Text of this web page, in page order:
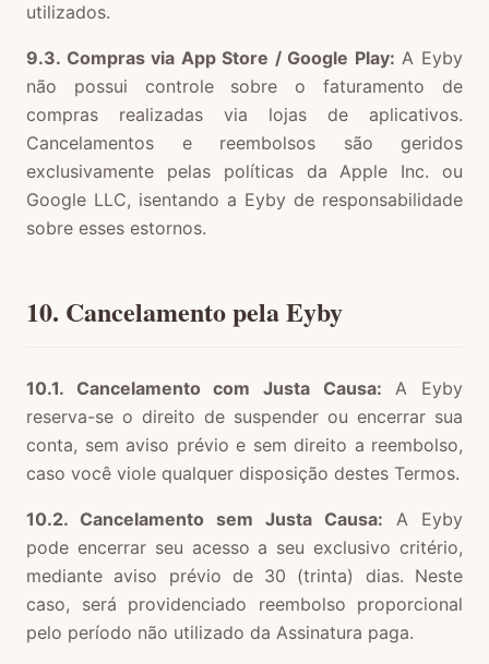
utilizados.
9.3. Compras via App Store / Google Play: A Eyby
não possui controle sobre o faturamento de
compras realizadas via lojas de aplicativos.
Cancelamentos e reembolsos são geridos
exclusivamente pelas políticas da Apple Inc. ou
Google LLC, isentando a Eyby de responsabilidade
sobre esses estornos.
10. Cancelamento pela Eyby
10.1. Cancelamento com Justa Causa: A Eyby
reserva-se o direito de suspender ou encerrar sua
conta, sem aviso prévio e sem direito a reembolso,
caso você viole qualquer disposição destes Termos.
10.2. Cancelamento sem Justa Causa: A Eyby
pode encerrar seu acesso a seu exclusivo critério,
mediante aviso prévio de 30 (trinta) dias. Neste
caso, será providenciado reembolso proporcional
pelo período não utilizado da Assinatura paga.